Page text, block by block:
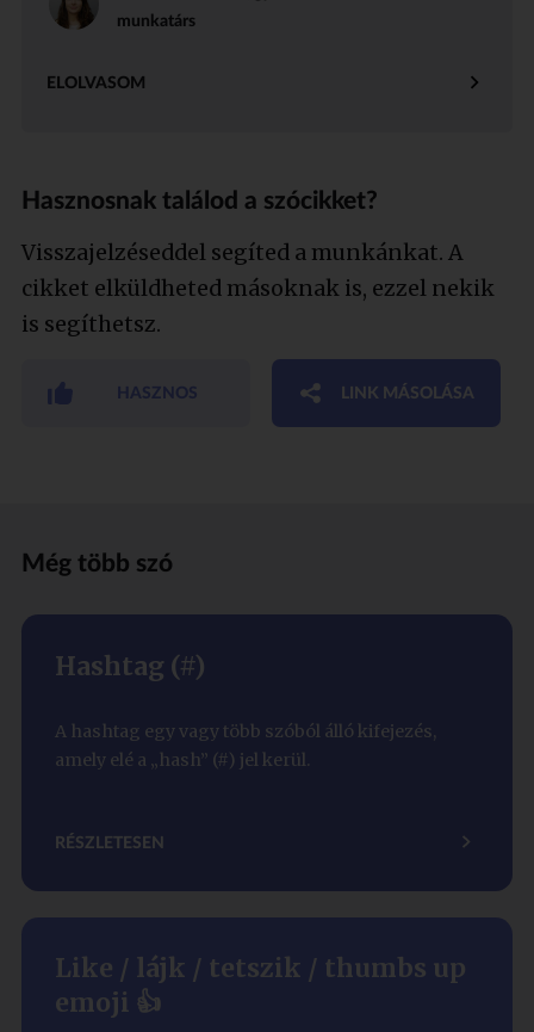
munkatárs
ELOLVASOM
Hasznosnak találod a szócikket?
Visszajelzéseddel segíted a munkánkat. A
cikket elküldheted másoknak is, ezzel nekik
is segíthetsz.
HASZNOS LINK MÁSOLÁSA
Még több szó
Hashtag (#)
A hashtag egy vagy több szóból álló kifejezés,
amely elé a „hash” (#) jel kerül.
RÉSZLETESEN
Like / lájk / tetszik / thumbs up
emoji 👍